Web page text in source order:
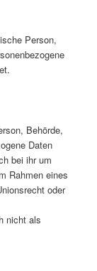
Person,
Behörde,
Daten
bei ihr um
Rahmen eines
oder
nicht als